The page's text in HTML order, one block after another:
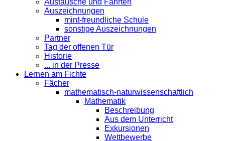
Austausche und Fahrten
Auszeichnungen
mint-freundliche Schule
sonstige Auszeichnungen
Partner
Tag der offenen Tür
Historie
... in der Presse
Lernen am Fichte
Fächer
mathematisch-naturwissenschaftlich
Mathematik
Beschreibung
Aus dem Unterricht
Exkursionen
Wettbewerbe